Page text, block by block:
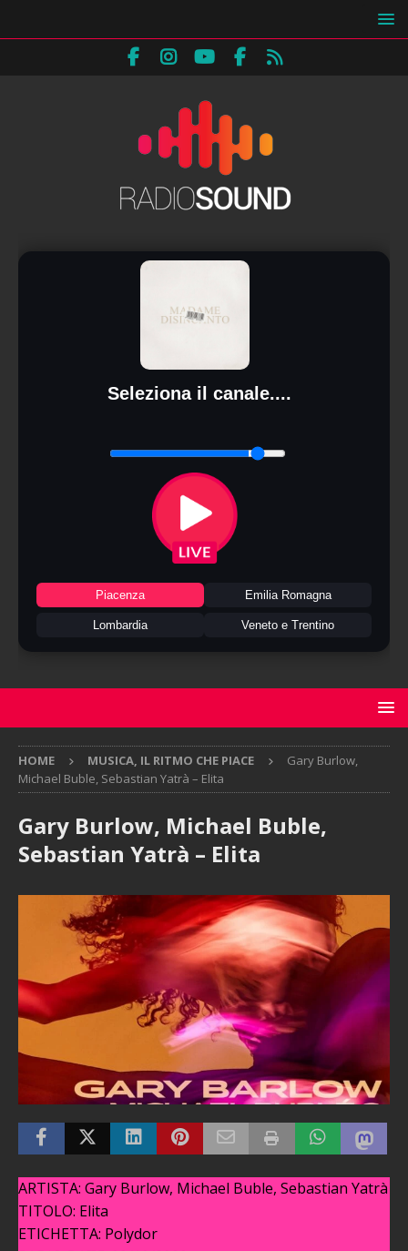
Seleziona il canale....
Piacenza Emilia Romagna
Lombardia Veneto e Trentino
HOME MUSICA, IL RITMO CHE PIACE
Gary Burlow,
Michael Buble, Sebastian Yatrà – Elita
Gary Burlow, Michael Buble,
Sebastian Yatrà – Elita
ARTISTA: Gary Burlow, Michael Buble, Sebastian Yatrà
TITOLO: Elita
ETICHETTA: Polydor